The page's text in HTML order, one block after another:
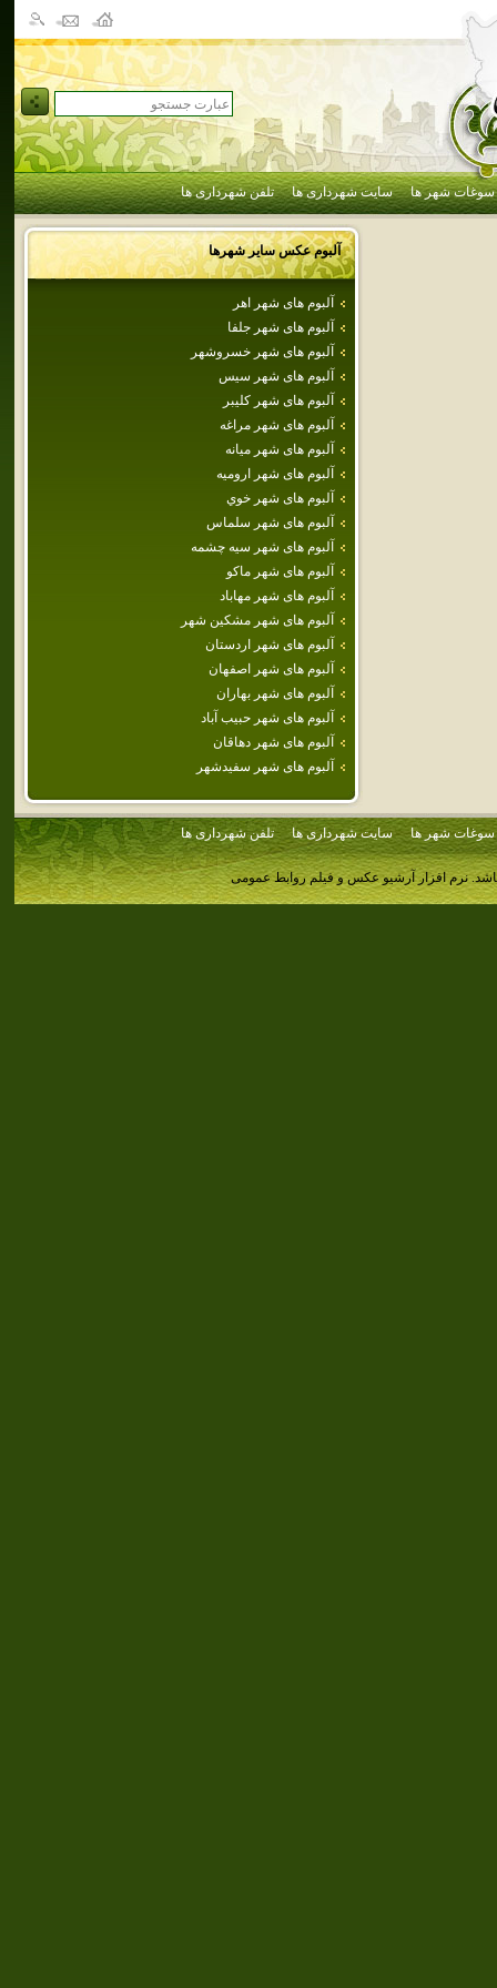
سوغات شهر ها سایت شهرداری ها تلفن شهرداری ها
آلبوم عکس سایر شهرها
آلبوم های شهر اهر
آلبوم های شهر جلفا
آلبوم های شهر خسروشهر
آلبوم های شهر سيس
آلبوم های شهر كليبر
آلبوم های شهر مراغه
آلبوم های شهر ميانه
آلبوم های شهر اروميه
آلبوم های شهر خوي
آلبوم های شهر سلماس
آلبوم های شهر سيه چشمه
آلبوم های شهر ماكو
آلبوم های شهر مهاباد
آلبوم های شهر مشكين شهر
آلبوم های شهر اردستان
آلبوم های شهر اصفهان
آلبوم های شهر بهاران
آلبوم های شهر حبيب آباد
آلبوم های شهر دهاقان
آلبوم های شهر سفيدشهر
سوغات شهر ها سایت شهرداری ها تلفن شهرداری ها
نرم افزار آرشیو عکس و فیلم روابط عمومی